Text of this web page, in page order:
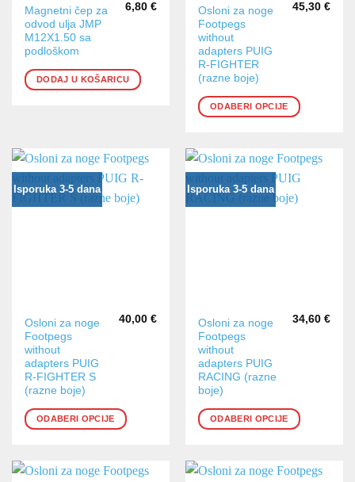
Magnetni čep za
odvod ulja JMP
M12X1.50 sa
podloškom
6,80 €
DODAJ U KOŠARICU
Osloni za noge
Footpegs
without
adapters PUIG
R-FIGHTER
(razne boje)
45,30 €
ODABERI OPCIJE
Ovaj
proizvod
ima
više
varijanti.
Opcije
se
na
stranici
proizvoda
Isporuka 3-5 dana
Osloni za noge
Footpegs
without
adapters PUIG
R-FIGHTER S
(razne boje)
40,00 €
ODABERI OPCIJE
Ovaj
proizvod
ima
više
varijanti.
se
na
Isporuka 3-5 dana
Osloni za noge
Footpegs
without
adapters PUIG
RACING (razne
boje)
34,60 €
ODABERI OPCIJE
Ovaj
proizvod
ima
više
varijanti.
se
na